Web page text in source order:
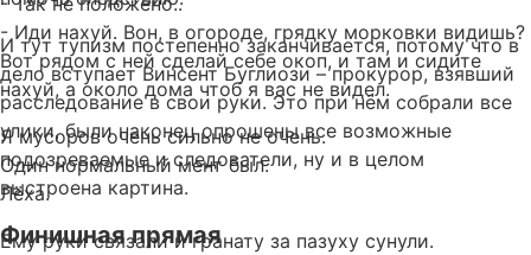
И тут тупизм постепенно заканчивается, потому что в
дело вступает Винсент Буглиози – прокурор, взявший
расследование в свои руки. Это при нём собрали все
улики, были наконец опрошены все возможные
подозреваемые и следователи, ну и в целом
выстроена картина.
Финишная прямая
- Иди нахуй. Вон, в огороде, грядку морковки видишь?
Вот рядом с ней сделай себе окоп, и там и сидите
нахуй, а около дома чтоб я вас не видел.
Я мусоров очень сильно не очень.
Один нормальный мент был.
Лёха.
Ему руки связали и гранату за пазуху сунули.